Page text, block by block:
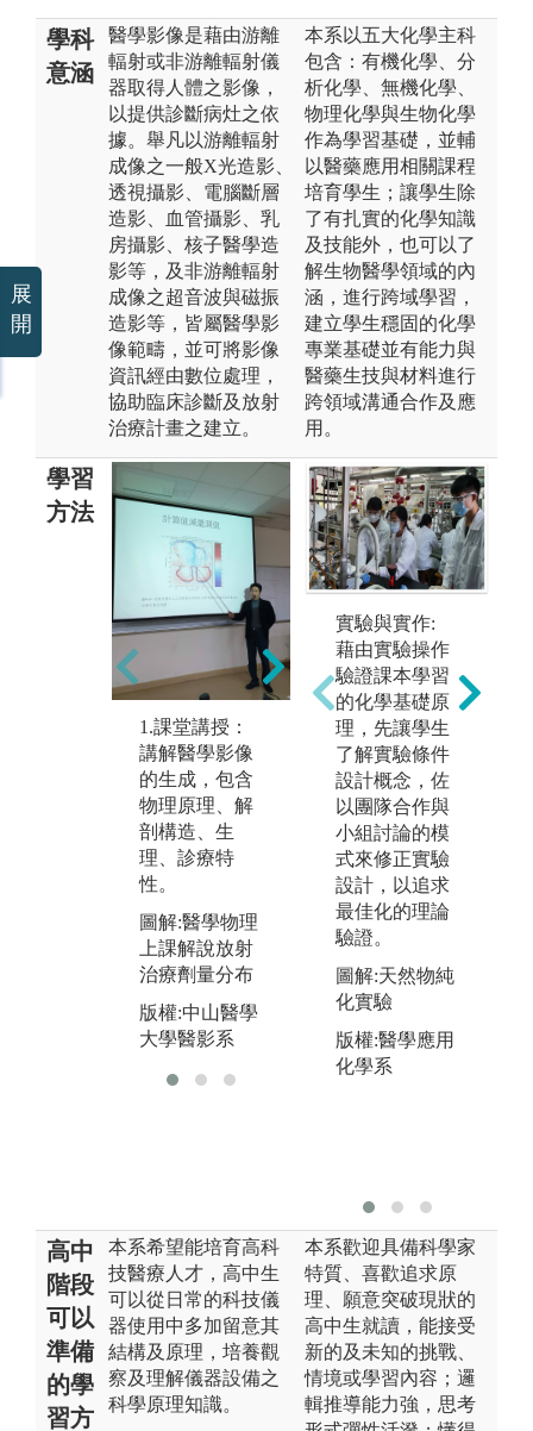
學科
意涵
醫學影像是藉由游離
輻射或非游離輻射儀
器取得人體之影像，
以提供診斷病灶之依
據。舉凡以游離輻射
成像之一般X光造影、
透視攝影、電腦斷層
造影、血管攝影、乳
房攝影、核子醫學造
影等，及非游離輻射
成像之超音波與磁振
造影等，皆屬醫學影
像範疇，並可將影像
資訊經由數位處理，
協助臨床診斷及放射
治療計畫之建立。
本系以五大化學主科
包含：有機化學、分
析化學、無機化學、
物理化學與生物化學
作為學習基礎，並輔
以醫藥應用相關課程
培育學生；讓學生除
了有扎實的化學知識
及技能外，也可以了
解生物醫學領域的內
涵，進行跨域學習，
建立學生穩固的化學
專業基礎並有能力與
醫藥生技與材料進行
跨領域溝通合作及應
用。
學習
方法
1.課堂講授：
講解醫學影像
的生成，包含
物理原理、解
剖構造、生
理、診療特
性。
圖解:醫學物理
上課解說放射
治療劑量分布
版權:中山醫學
大學醫影系
2.實驗教學：
應用醫院儀器
設備，練習相
關攝影技術，
將學科理論結
合臨床實務以
提升學生學習
效果。
圖解:超音波技
術學實驗，由
學生分組親自
操作
版權:中山醫學
大學醫影系
實驗與實作:
藉由實驗操作
驗證課本學習
的化學基礎原
理，先讓學生
了解實驗條件
設計概念，佐
以團隊合作與
小組討論的模
式來修正實驗
設計，以追求
最佳化的理論
驗證。
圖解:天然物純
化實驗
版權:醫學應用
化學系
高中
階段
可以
準備
的學
習方
本系希望能培育高科
技醫療人才，高中生
可以從日常的科技儀
器使用中多加留意其
結構及原理，培養觀
察及理解儀器設備之
科學原理知識。
本系歡迎具備科學家
特質、喜歡追求原
理、願意突破現狀的
高中生就讀，能接受
新的及未知的挑戰、
情境或學習內容；邏
輯推導能力強，思考
展
開